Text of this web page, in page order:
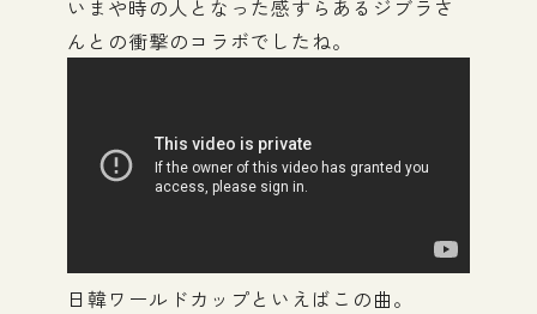
いまや時の人となった感すらあるジブラさ
んとの衝撃のコラボでしたね。
日韓ワールドカップといえばこの曲。